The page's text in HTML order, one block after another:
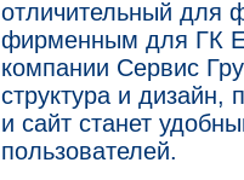
отличительный для
фирменным для ГК
компании Сервис
структура и дизайн,
и сайт станет
пользователей.